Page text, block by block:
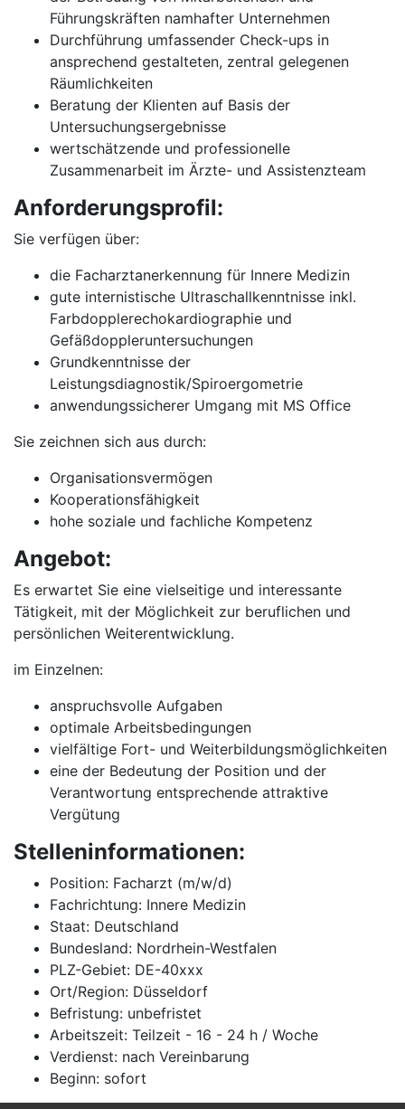
Führungskräften namhafter Unternehmen
Durchführung umfassender Check-ups in
ansprechend gestalteten, zentral gelegenen
Räumlichkeiten
Beratung der Klienten auf Basis der
Untersuchungsergebnisse
wertschätzende und professionelle
Zusammenarbeit im Ärzte- und Assistenzteam
Anforderungsprofil:
Sie verfügen über:
die Facharztanerkennung für Innere Medizin
gute internistische Ultraschallkenntnisse inkl.
Farbdopplerechokardiographie und
Gefäßdoppleruntersuchungen
Grundkenntnisse der
Leistungsdiagnostik/Spiroergometrie
anwendungssicherer Umgang mit MS Office
Sie zeichnen sich aus durch:
Organisationsvermögen
Kooperationsfähigkeit
hohe soziale und fachliche Kompetenz
Angebot:
Es erwartet Sie eine vielseitige und interessante
Tätigkeit, mit der Möglichkeit zur beruflichen und
persönlichen Weiterentwicklung.
im Einzelnen:
anspruchsvolle Aufgaben
optimale Arbeitsbedingungen
vielfältige Fort- und Weiterbildungsmöglichkeiten
eine der Bedeutung der Position und der
Verantwortung entsprechende attraktive
Vergütung
Stelleninformationen:
Position: Facharzt (m/w/d)
Fachrichtung: Innere Medizin
Staat: Deutschland
Bundesland: Nordrhein-Westfalen
PLZ-Gebiet: DE-40xxx
Ort/Region: Düsseldorf
Befristung: unbefristet
Arbeitszeit: Teilzeit - 16 - 24 h / Woche
Verdienst: nach Vereinbarung
Beginn: sofort